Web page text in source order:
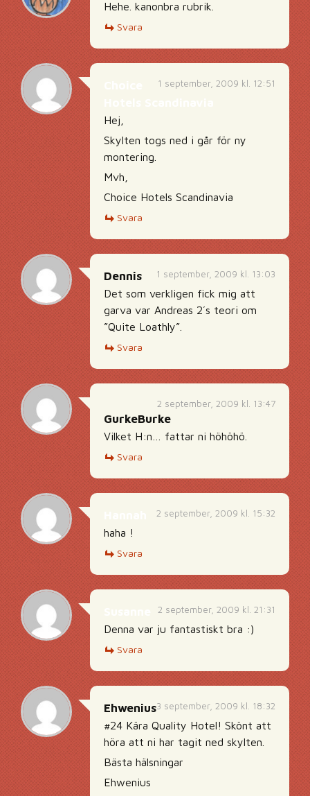
Hehe. kanonbra rubrik.
Svara
1 september, 2009 kl. 12:51
Hej,
Skylten togs ned i går för ny
montering.
Mvh,
Choice Hotels Scandinavia
Svara
1 september, 2009 kl. 13:03
Dennis
Det som verkligen fick mig att
garva var Andreas 2´s teori om
”Quite Loathly”.
Svara
2 september, 2009 kl. 13:47
GurkeBurke
Vilket H:n… fattar ni höhöhö.
Svara
2 september, 2009 kl. 15:32
haha !
Svara
2 september, 2009 kl. 21:31
Denna var ju fantastiskt bra :)
Svara
3 september, 2009 kl. 18:32
Ehwenius
#24 Kära Quality Hotel! Skönt att
höra att ni har tagit ned skylten.
Bästa hälsningar
Ehwenius